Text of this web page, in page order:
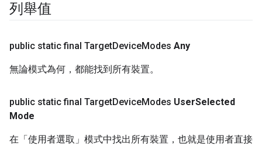
列舉值
public static final TargetDeviceModes Any
無論模式為何，都能找到所有裝置。
public static final TargetDeviceModes UserSelected
Mode
在「使用者選取」模式中找出所有裝置，也就是使用者直接